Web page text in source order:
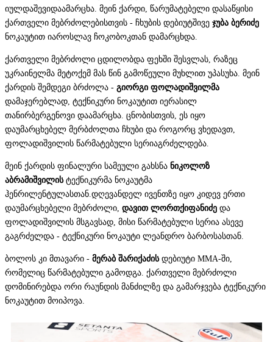
იულდაშევიდაამარცხა. მეინ ქარდი, წარუმატებელი დასაწყისი
ქართველი მებრძოლებისთვის - ჩხუბის დებიუტშივე ჯუბა ბერიძე
ნოკაუტით იაროსლავ ჩოკობოკთან დამარცხდა.
ქართველი მებრძოლი ცდილობდა ფეხში შესვლას, რაზეც
უკრაინელმა მეტოქემ მას წინ გამოწეული მუხლით უპასუხა. მეინ
ქარდის შემდეგი ბრძოლა - გიორგი ფოლადიშვილმა
დამაჯერებლად, ტექნიკური ნოკაუტით იერასილ
თანირბერგენოვი დაამარცხა. ცნობისთვის, ეს იყო
დაუმარცხებელ მერბძოლთა ჩხუბი და როგორც ვხედავთ,
ფოლადიშვილის წარმატებული სერიაგრძელდება.
მეინ ქარდის ფინალური სამეული გახსნა ნიკოლოზ
აბრამიშვილისტექნიკურმა ნოკაუტმა
ჰენრილენტულასთან.დღევანდელ ივენთზე იყო კიდევ ერთი
დაუმარცხებელი მებრძოლი, დავით ლორთქიფანიძე და
ფოლადიშვილის მსგავსად, მისი წარმატებული სერია ასევე
გაგრძელდა - ტექნიკური ნოკაუტი ლეანდრო ბარბოსასთან.
ბოლოს კი მთავარი - მერაბ შარიქაძისდებიუტი MMA-ში,
რომელიც წარმატებული გამოდგა. ქართველი მებრძოლი
დომინირებდა ორი რაუნდის მანძილზე და გამარჯვება ტექნიკური
ნოკაუტით მოიპოვა.